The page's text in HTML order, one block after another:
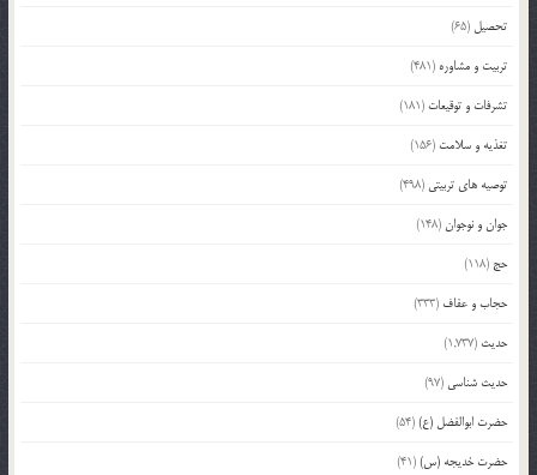
تحصیل (65)
تربیت و مشاوره (481)
تشرفات و توقیعات (181)
تغذیه و سلامت (156)
توصیه های تربیتی (498)
جوان و نوجوان(148)
حج (118)
حجاب و عفاف (333)
حدیث (1,737)
حدیث شناسی (97)
حضرت ابوالفضل (ع)(54)
حضرت خدیجه (س)(41)